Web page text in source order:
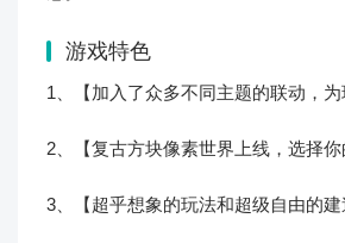
游戏特色
1、【加入了众多不同主题的联动，为
2、【复古方块像素世界上线，选择你
3、【超乎想象的玩法和超级自由的建